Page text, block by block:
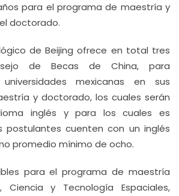
para el programa de maestría y
doctorado.
de Beijing ofrece en total tres
de Becas de China, para
mexicanas en sus
y doctorado, los cuales serán
inglés y para los cuales es
postulantes cuenten con un inglés
promedio mínimo de ocho.
para el programa de maestría
Ciencia y Tecnología Espaciales,